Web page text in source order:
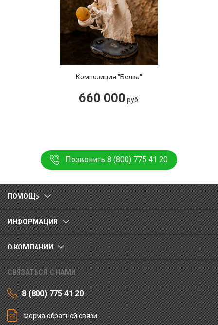
Композиция "Белка"
660 000 руб.
Позвонить 8 (800) 775 41 20
ПОМОЩЬ
ИНФОРМАЦИЯ
О КОМПАНИИ
СВЯЗАТЬСЯ С НАМИ
8 (800) 775 41 20
Форма обратной связи